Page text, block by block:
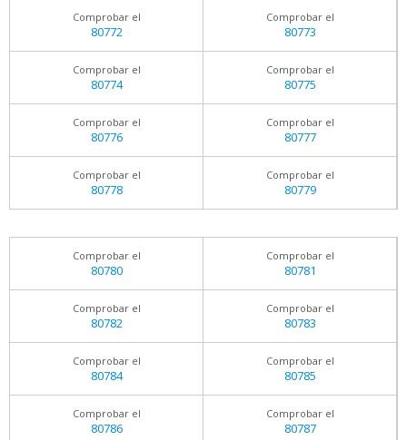
Comprobar el
80772
Comprobar el
80773
Comprobar el
80774
Comprobar el
80775
Comprobar el
80776
Comprobar el
80777
Comprobar el
80778
Comprobar el
80779
Comprobar el
80780
Comprobar el
80781
Comprobar el
80782
Comprobar el
80783
Comprobar el
80784
Comprobar el
80785
Comprobar el
80786
Comprobar el
80787